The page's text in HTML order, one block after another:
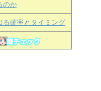
のか
る確率とタイミング